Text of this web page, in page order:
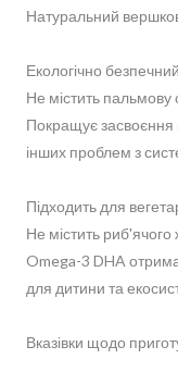
Натуральний
Екологічно
Не містить
Покращує засвоєння
інших проблем з
Підходить для
Не містить
Omega-3 DHA
для дитини та
Вказівки щодо